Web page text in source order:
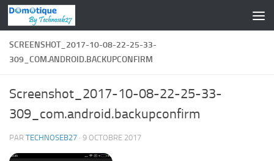
Skip to content
SCREENSHOT_2017-10-08-22-25-33-
309_COM.ANDROID.BACKUPCONFIRM
Screenshot_2017-10-08-22-25-33-
309_com.android.backupconfirm
PAR TECHNOSEB27 · 9 OCTOBRE 2017